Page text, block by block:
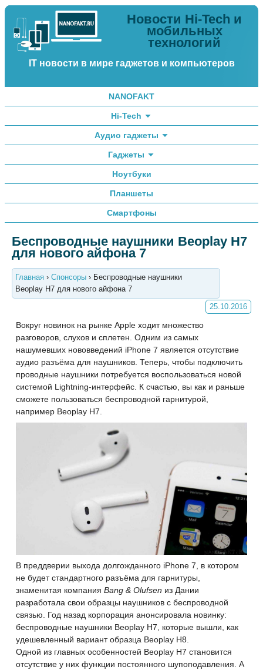
Новости Hi-Tech и
мобильных
технологий
IT новости в мире гаджетов и компьютеров
NANOFAKT
Hi-Tech
Аудио гаджеты
Гаджеты
Ноутбуки
Планшеты
Смартфоны
Беспроводные наушники Beoplay H7
для нового айфона 7
Главная › Спонсоры › Беспроводные наушники
Beoplay H7 для нового айфона 7
25.10.2016
Вокруг новинок на рынке Apple ходит множество
разговоров, слухов и сплетен. Одним из самых
нашумевших нововведений iPhone 7 является отсутствие
аудио разъёма для наушников. Теперь, чтобы подключить
проводные наушники потребуется воспользоваться новой
системой Lightning-интерфейс. К счастью, вы как и раньше
сможете пользоваться беспроводной гарнитурой,
например Beoplay H7.
В преддверии выхода долгожданного iPhone 7, в котором
не будет стандартного разъёма для гарнитуры,
знаменитая компания Bang & Olufsen из Дании
разработала свои образцы наушников с беспроводной
связью. Год назад корпорация анонсировала новинку:
беспроводные наушники Beoplay H7, которые вышли, как
удешевленный вариант образца Beoplay H8.
Одной из главных особенностей Beoplay H7 становится
отсутствие у них функции постоянного шупоподавления. А